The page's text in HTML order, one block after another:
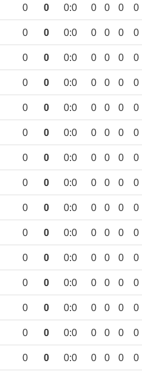
0 0 0:0 0 0 0 0
0 0 0:0 0 0 0 0
0 0 0:0 0 0 0 0
0 0 0:0 0 0 0 0
0 0 0:0 0 0 0 0
0 0 0:0 0 0 0 0
0 0 0:0 0 0 0 0
0 0 0:0 0 0 0 0
0 0 0:0 0 0 0 0
0 0 0:0 0 0 0 0
0 0 0:0 0 0 0 0
0 0 0:0 0 0 0 0
0 0 0:0 0 0 0 0
0 0 0:0 0 0 0 0
0 0 0:0 0 0 0 0